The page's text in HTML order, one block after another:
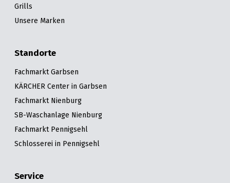
Grills
Unsere Marken
Standorte
Fachmarkt Garbsen
KÄRCHER Center in Garbsen
Fachmarkt Nienburg
SB-Waschanlage Nienburg
Fachmarkt Pennigsehl
Schlosserei in Pennigsehl
Service